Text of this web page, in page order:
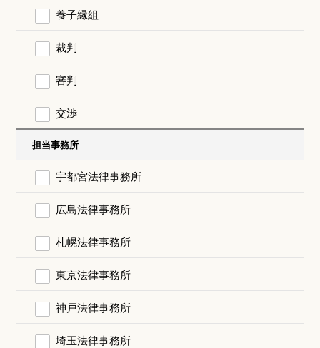
養子縁組
裁判
審判
交渉
担当事務所
宇都宮法律事務所
広島法律事務所
札幌法律事務所
東京法律事務所
神戸法律事務所
埼玉法律事務所